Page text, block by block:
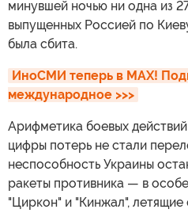
минувшей ночью ни одна из
выпущенных Россией по
была сбита.
ИноСМИ теперь в MAX!
международное >>>
Арифметика боевых
цифры потерь не стали
неспособность Украины
ракеты противника — в
"Циркон" и "Кинжал", летящие